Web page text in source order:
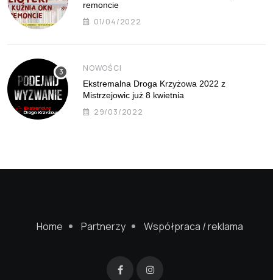
remoncie
01/04/2022
NOWOŚCI
Ekstremalna Droga Krzyżowa 2022 z
Mistrzejowic już 8 kwietnia
29/03/2022
Home Partnerzy Współpraca / reklama